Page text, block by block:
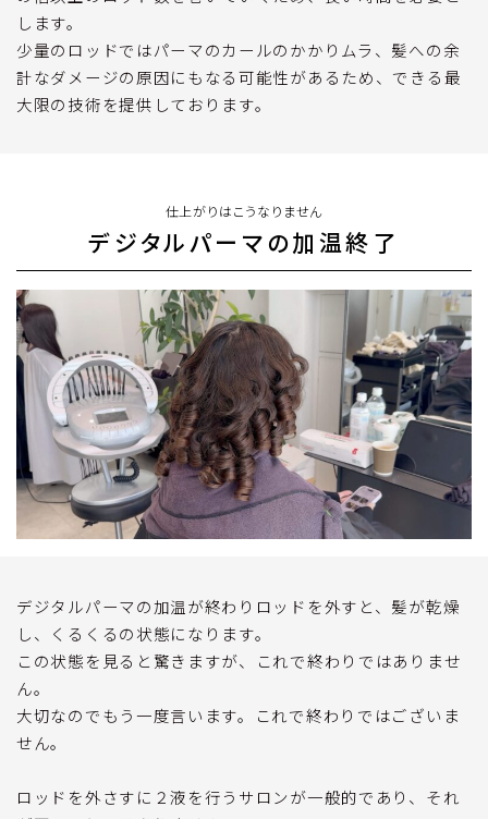
します。
少量のロッドではパーマのカールのかかりムラ、髪への余
計なダメージの原因にもなる可能性があるため、できる最
大限の技術を提供しております。
仕上がりはこうなりません
デジタルパーマの加温終了
デジタルパーマの加温が終わりロッドを外すと、髪が乾燥
し、くるくるの状態になります。
この状態を見ると驚きますが、これで終わりではありませ
ん。
大切なのでもう一度言います。これで終わりではございま
せん。
ロッドを外さすに２液を行うサロンが一般的であり、それ